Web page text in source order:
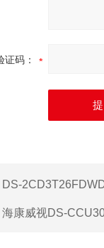
证码：
DS-
海康威视DS-